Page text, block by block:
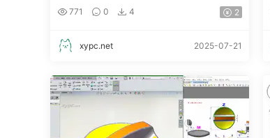
771 0 4 2
xypc.net 2025-07-21